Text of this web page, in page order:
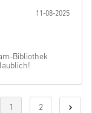
11-08-2025
Bibliothek
1 2